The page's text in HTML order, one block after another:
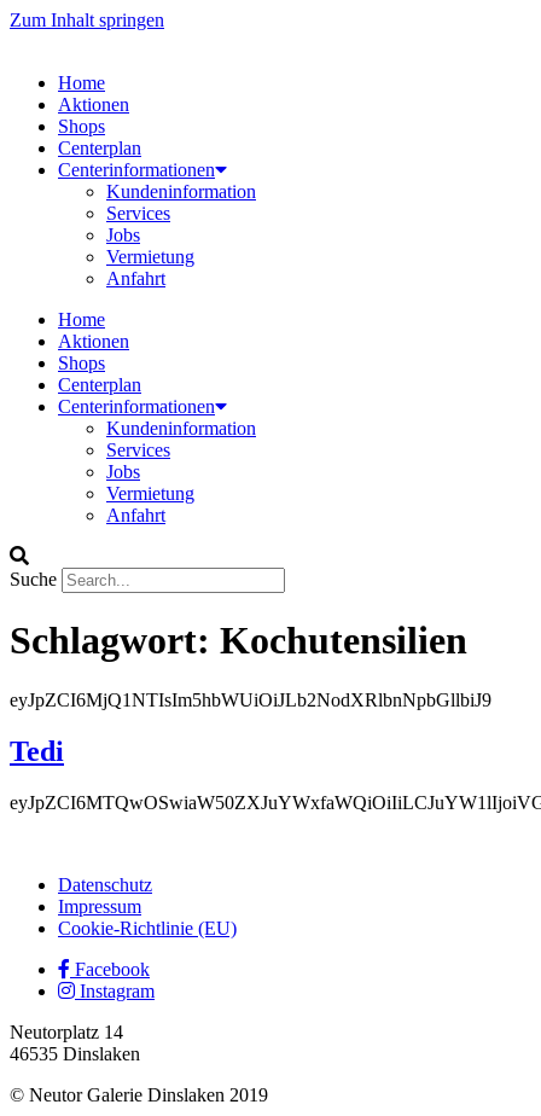
Zum Inhalt springen
Home
Aktionen
Shops
Centerplan
Centerinformationen
Kundeninformation
Services
Jobs
Vermietung
Anfahrt
Home
Aktionen
Shops
Centerplan
Centerinformationen
Kundeninformation
Services
Jobs
Vermietung
Anfahrt
Suche
Schlagwort: Kochutensilien
eyJpZCI6MjQ1NTIsIm5hbWUiOiJLb2NodXRlbnNpbGllbiJ9
Tedi
Datenschutz
Impressum
Cookie-Richtlinie (EU)
Facebook
Instagram
Neutorplatz 14
46535 Dinslaken
© Neutor Galerie Dinslaken 2019